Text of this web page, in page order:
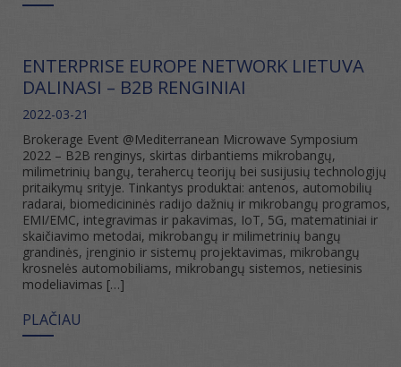
ENTERPRISE EUROPE NETWORK LIETUVA
DALINASI – B2B RENGINIAI
2022-03-21
Brokerage Event @Mediterranean Microwave Symposium
2022 – B2B renginys, skirtas dirbantiems mikrobangų,
milimetrinių bangų, terahercų teorijų bei susijusių technologijų
pritaikymų srityje. Tinkantys produktai: antenos, automobilių
radarai, biomedicininės radijo dažnių ir mikrobangų programos,
EMI/EMC, integravimas ir pakavimas, IoT, 5G, matematiniai ir
skaičiavimo metodai, mikrobangų ir milimetrinių bangų
grandinės, įrenginio ir sistemų projektavimas, mikrobangų
krosnelės automobiliams, mikrobangų sistemos, netiesinis
modeliavimas […]
PLAČIAU